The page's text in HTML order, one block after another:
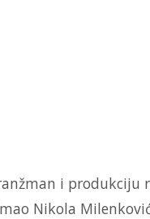
i produkciju
Nikola